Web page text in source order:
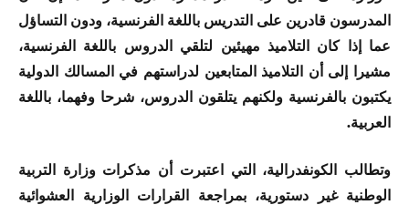
المدرسون قادرين على التدريس باللغة الفرنسية، ودون التساؤل
عما إذا كان التلاميذ مهيئين لتلقي الدروس باللغة الفرنسية،
مشيرا إلى أن التلاميذ المتابعين لدراستهم في المسالك الدولية
يكتبون بالفرنسية ولكنهم يتلقون الدروس، شرحا وفهما، باللغة
العربية.
وتطالب الكونفدرالية، التي اعتبرت أن مذكرات وزارة التربية
الوطنية غير دستورية، بمراجعة القرارات الوزارية العشوائية